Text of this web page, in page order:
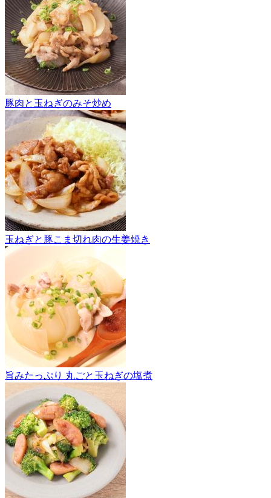
豚肉と玉ねぎのみそ炒め
玉ねぎと豚こま切れ肉の生姜焼き
旨みたっぷり 丸ごと玉ねぎの塩煮